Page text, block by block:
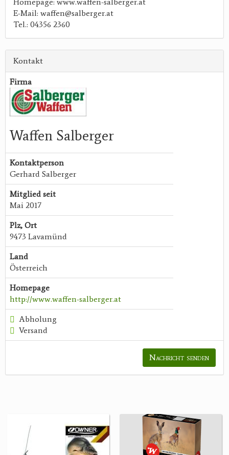
E-Mail: waffen@salberger.at
Tel.: 04356 2360
Kontakt
Firma
Waffen Salberger
Kontaktperson
Gerhard Salberger
Mitglied seit
Mai 2017
Plz, Ort
9473 Lavamünd
Land
Österreich
Homepage
http://www.waffen-salberger.at
Abholung
Versand
Nachricht senden